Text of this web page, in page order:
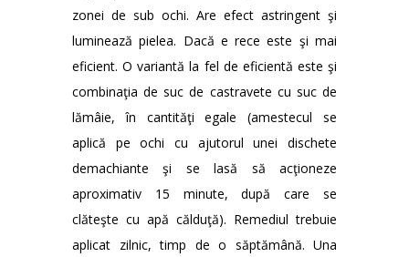
zonei de sub ochi. Are efect astringent şi
luminează pielea. Dacă e rece este şi mai
eficient. O variantă la fel de eficientă este şi
combinaţia de suc de castravete cu suc de
lămâie, în cantităţi egale (amestecul se
aplică pe ochi cu ajutorul unei dischete
demachiante şi se lasă să acţioneze
aproximativ 15 minute, după care se
clăteşte cu apă călduţă). Remediul trebuie
aplicat zilnic, timp de o săptămână. Una